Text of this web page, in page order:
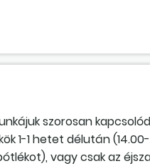
szorosan
1-1 hetet délután
vagy csak az